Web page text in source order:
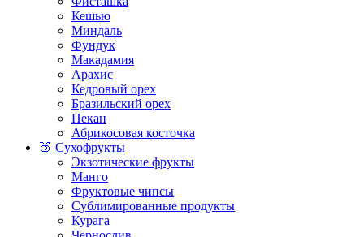
Кешью
Миндаль
Фундук
Макадамия
Арахис
Кедровый орех
Бразильский орех
Пекан
Абрикосовая косточка
🍑 Сухофрукты
Экзотические фрукты
Манго
Фруктовые чипсы
Сублимированные продукты
Курага